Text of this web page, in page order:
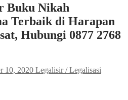
Buku Nikah
Terbaik di Harapan
Hubungi 0877 2768
10, 2020 Legalisir / Legalisasi